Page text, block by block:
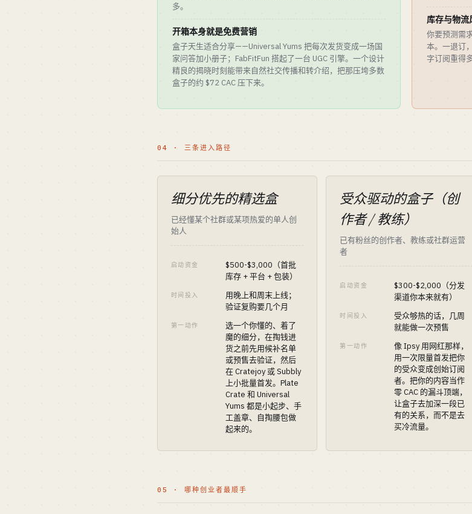
多。
开箱本身就是免费营销
盒子天生适合分享——Universal Yums 把每次发货变成一场国
家问答加小册子；FabFitFun 搭起了一台 UGC 引擎。一个设计
精良的揭晓时刻能带来自然社交传播和转介绍，把那压垮多数
盒子的约 $72 CAC 压下来。
库存与物流
你要预测需
本。一退订
字订阅重得
04 · 三条进入路径
细分优先的精选盒
已经懂某个社群或某项热爱的单人创
始人
启动资金
$500-$3,000（首批
库存 + 平台 + 包装）
时间投入
用晚上和周末上线；
验证复购要几个月
第一动作
选一个你懂的、着了
魔的细分，在掏钱进
货之前先用候补名单
或预售去验证，然后
在 Cratejoy 或 Subbly
上小批量首发。Plate
Crate 和 Universal
Yums 都是小起步、手
工盖章、自掏腰包做
起来的。
受众驱动的盒子（创
作者 / 教练）
已有粉丝的创作者、教练或社群运营
者
启动资金
$300-$2,000（分发
渠道你本来就有）
时间投入
受众够热的话，几周
就能做一次预售
第一动作
像 Ipsy 用网红那样，
用一次限量首发把你
的受众变成创始订阅
者。把你的内容当作
零 CAC 的漏斗顶端，
让盒子去加深一段已
有的关系，而不是去
买冷流量。
05 · 哪种创业者最顺手